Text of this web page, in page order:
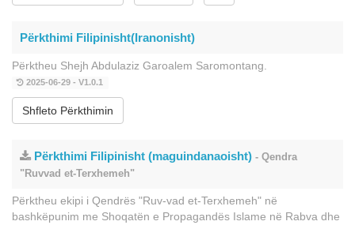
Përkthimi Filipinisht(Iranonisht)
Përktheu Shejh Abdulaziz Garoalem Saromontang.
2025-06-29 - V1.0.1
Shfleto Përkthimin
Përkthimi Filipinisht (maguindanaoisht) - Qendra
"Ruvvad et-Terxhemeh"
Përktheu ekipi i Qendrës "Ruv-vad et-Terxhemeh" në
bashkëpunim me Shoqatën e Propagandës Islame në Rabva dhe